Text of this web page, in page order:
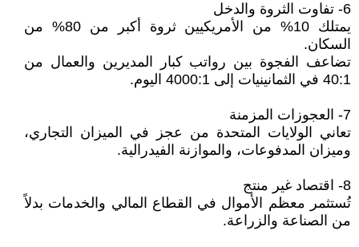
6- تفاوت الثروة والدخل
يمتلك 10% من الأمريكيين ثروة أكبر من 80% من
السكان.
تضاعف الفجوة بين رواتب كبار المديرين والعمال من
40:1 في الثمانينيات إلى 4000:1 اليوم.
7- العجوزات المزمنة
تعاني الولايات المتحدة من عجز في الميزان التجاري،
وميزان المدفوعات، والموازنة الفيدرالية.
8- اقتصاد غير منتج
تُستثمر معظم الأموال في القطاع المالي والخدمات بدلاً
من الصناعة والزراعة.